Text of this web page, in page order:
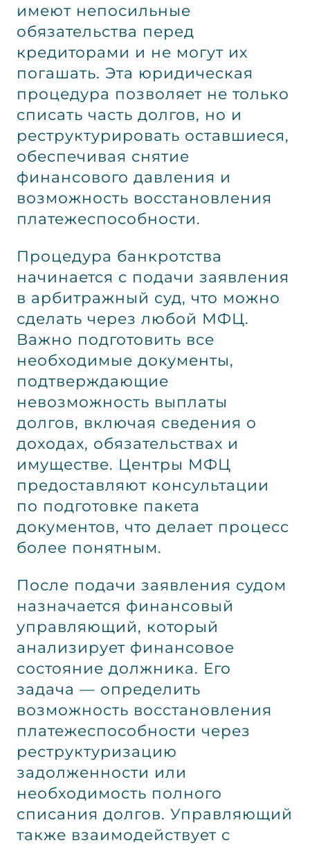
имеют непосильные
обязательства перед
кредиторами и не могут их
погашать. Эта юридическая
процедура позволяет не только
списать часть долгов, но и
реструктурировать оставшиеся,
обеспечивая снятие
финансового давления и
возможность восстановления
платежеспособности.
Процедура банкротства
начинается с подачи заявления
в арбитражный суд, что можно
сделать через любой МФЦ.
Важно подготовить все
необходимые документы,
подтверждающие
невозможность выплаты
долгов, включая сведения о
доходах, обязательствах и
имуществе. Центры МФЦ
предоставляют консультации
по подготовке пакета
документов, что делает процесс
более понятным.
После подачи заявления судом
назначается финансовый
управляющий, который
анализирует финансовое
состояние должника. Его
задача — определить
возможность восстановления
платежеспособности через
реструктуризацию
задолженности или
необходимость полного
списания долгов. Управляющий
также взаимодействует с